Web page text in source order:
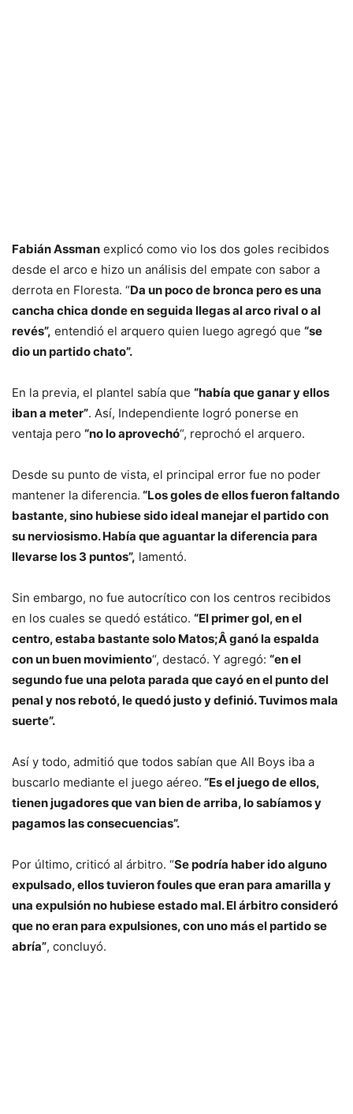
Fabián Assman explicó como vio los dos goles recibidos
desde el arco e hizo un análisis del empate con sabor a
derrota en Floresta. “Da un poco de bronca pero es una
cancha chica donde en seguida llegas al arco rival o al
revés”, entendió el arquero quien luego agregó que “se
dio un partido chato”.
En la previa, el plantel sabía que “había que ganar y ellos
iban a meter”. Así, Independiente logró ponerse en
ventaja pero “no lo aprovechó“, reprochó el arquero.
Desde su punto de vista, el principal error fue no poder
mantener la diferencia. “Los goles de ellos fueron faltando
bastante, sino hubiese sido ideal manejar el partido con
su nerviosismo. Había que aguantar la diferencia para
llevarse los 3 puntos”, lamentó.
Sin embargo, no fue autocrítico con los centros recibidos
en los cuales se quedó estático. “El primer gol, en el
centro, estaba bastante solo Matos;Â ganó la espalda
con un buen movimiento“, destacó. Y agregó: “en el
segundo fue una pelota parada que cayó en el punto del
penal y nos rebotó, le quedó justo y definió. Tuvimos mala
suerte”.
Así y todo, admitió que todos sabían que All Boys iba a
buscarlo mediante el juego aéreo. “Es el juego de ellos,
tienen jugadores que van bien de arriba, lo sabíamos y
pagamos las consecuencias”.
Por último, criticó al árbitro. “Se podría haber ido alguno
expulsado, ellos tuvieron foules que eran para amarilla y
una expulsión no hubiese estado mal. El árbitro consideró
que no eran para expulsiones, con uno más el partido se
abría”, concluyó.